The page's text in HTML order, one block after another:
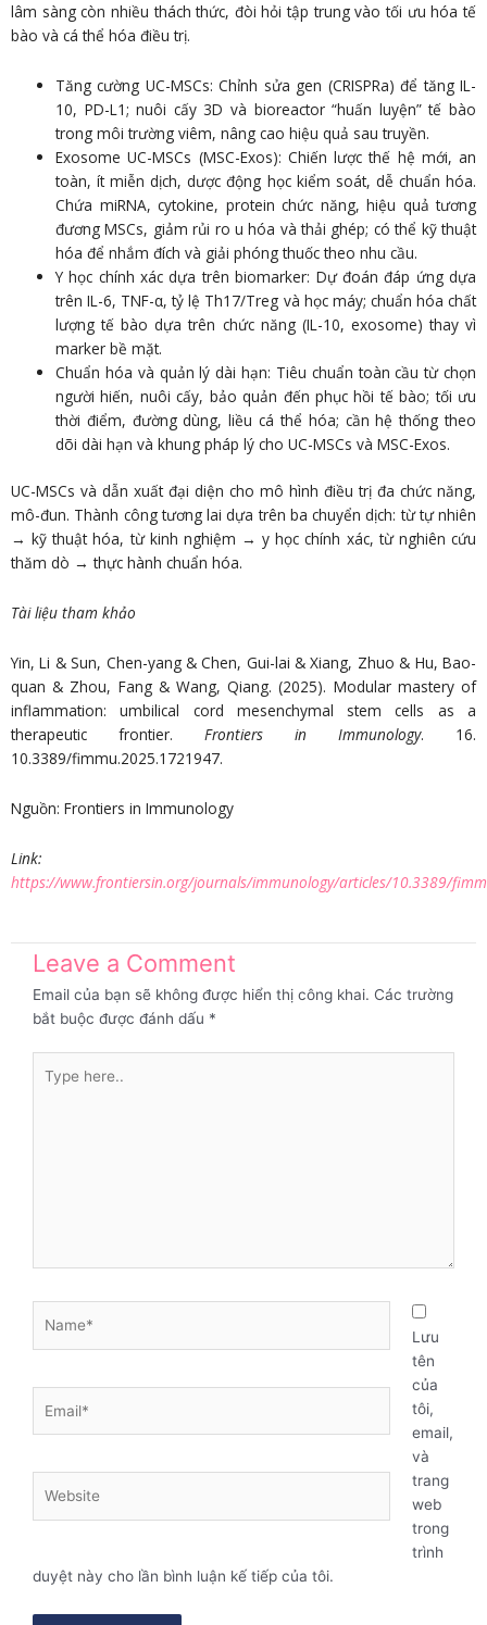
lâm sàng còn nhiều thách thức, đòi hỏi tập trung vào tối ưu hóa tế
bào và cá thể hóa điều trị.
Tăng cường UC-MSCs: Chỉnh sửa gen (CRISPRa) để tăng IL-
10, PD-L1; nuôi cấy 3D và bioreactor “huấn luyện” tế bào
trong môi trường viêm, nâng cao hiệu quả sau truyền.
Exosome UC-MSCs (MSC-Exos): Chiến lược thế hệ mới, an
toàn, ít miễn dịch, dược động học kiểm soát, dễ chuẩn hóa.
Chứa miRNA, cytokine, protein chức năng, hiệu quả tương
đương MSCs, giảm rủi ro u hóa và thải ghép; có thể kỹ thuật
hóa để nhắm đích và giải phóng thuốc theo nhu cầu.
Y học chính xác dựa trên biomarker: Dự đoán đáp ứng dựa
trên IL-6, TNF-α, tỷ lệ Th17/Treg và học máy; chuẩn hóa chất
lượng tế bào dựa trên chức năng (IL-10, exosome) thay vì
marker bề mặt.
Chuẩn hóa và quản lý dài hạn: Tiêu chuẩn toàn cầu từ chọn
người hiến, nuôi cấy, bảo quản đến phục hồi tế bào; tối ưu
thời điểm, đường dùng, liều cá thể hóa; cần hệ thống theo
dõi dài hạn và khung pháp lý cho UC-MSCs và MSC-Exos.
UC-MSCs và dẫn xuất đại diện cho mô hình điều trị đa chức năng,
mô-đun. Thành công tương lai dựa trên ba chuyển dịch: từ tự nhiên
→ kỹ thuật hóa, từ kinh nghiệm → y học chính xác, từ nghiên cứu
thăm dò → thực hành chuẩn hóa.
Tài liệu tham khảo
Yin, Li & Sun, Chen-yang & Chen, Gui-lai & Xiang, Zhuo & Hu, Bao-
quan & Zhou, Fang & Wang, Qiang. (2025). Modular mastery of
inflammation: umbilical cord mesenchymal stem cells as a
therapeutic frontier. Frontiers in Immunology. 16.
10.3389/fimmu.2025.1721947.
Nguồn: Frontiers in Immunology
Link:
https://www.frontiersin.org/journals/immunology/articles/10.3389/
Leave a Comment
Email của bạn sẽ không được hiển thị công khai. Các trường
bắt buộc được đánh dấu *
here..
Lưu
tên
của
tôi,
email,
và
trang
web
trong
trình
duyệt này cho lần bình luận kế tiếp của tôi.